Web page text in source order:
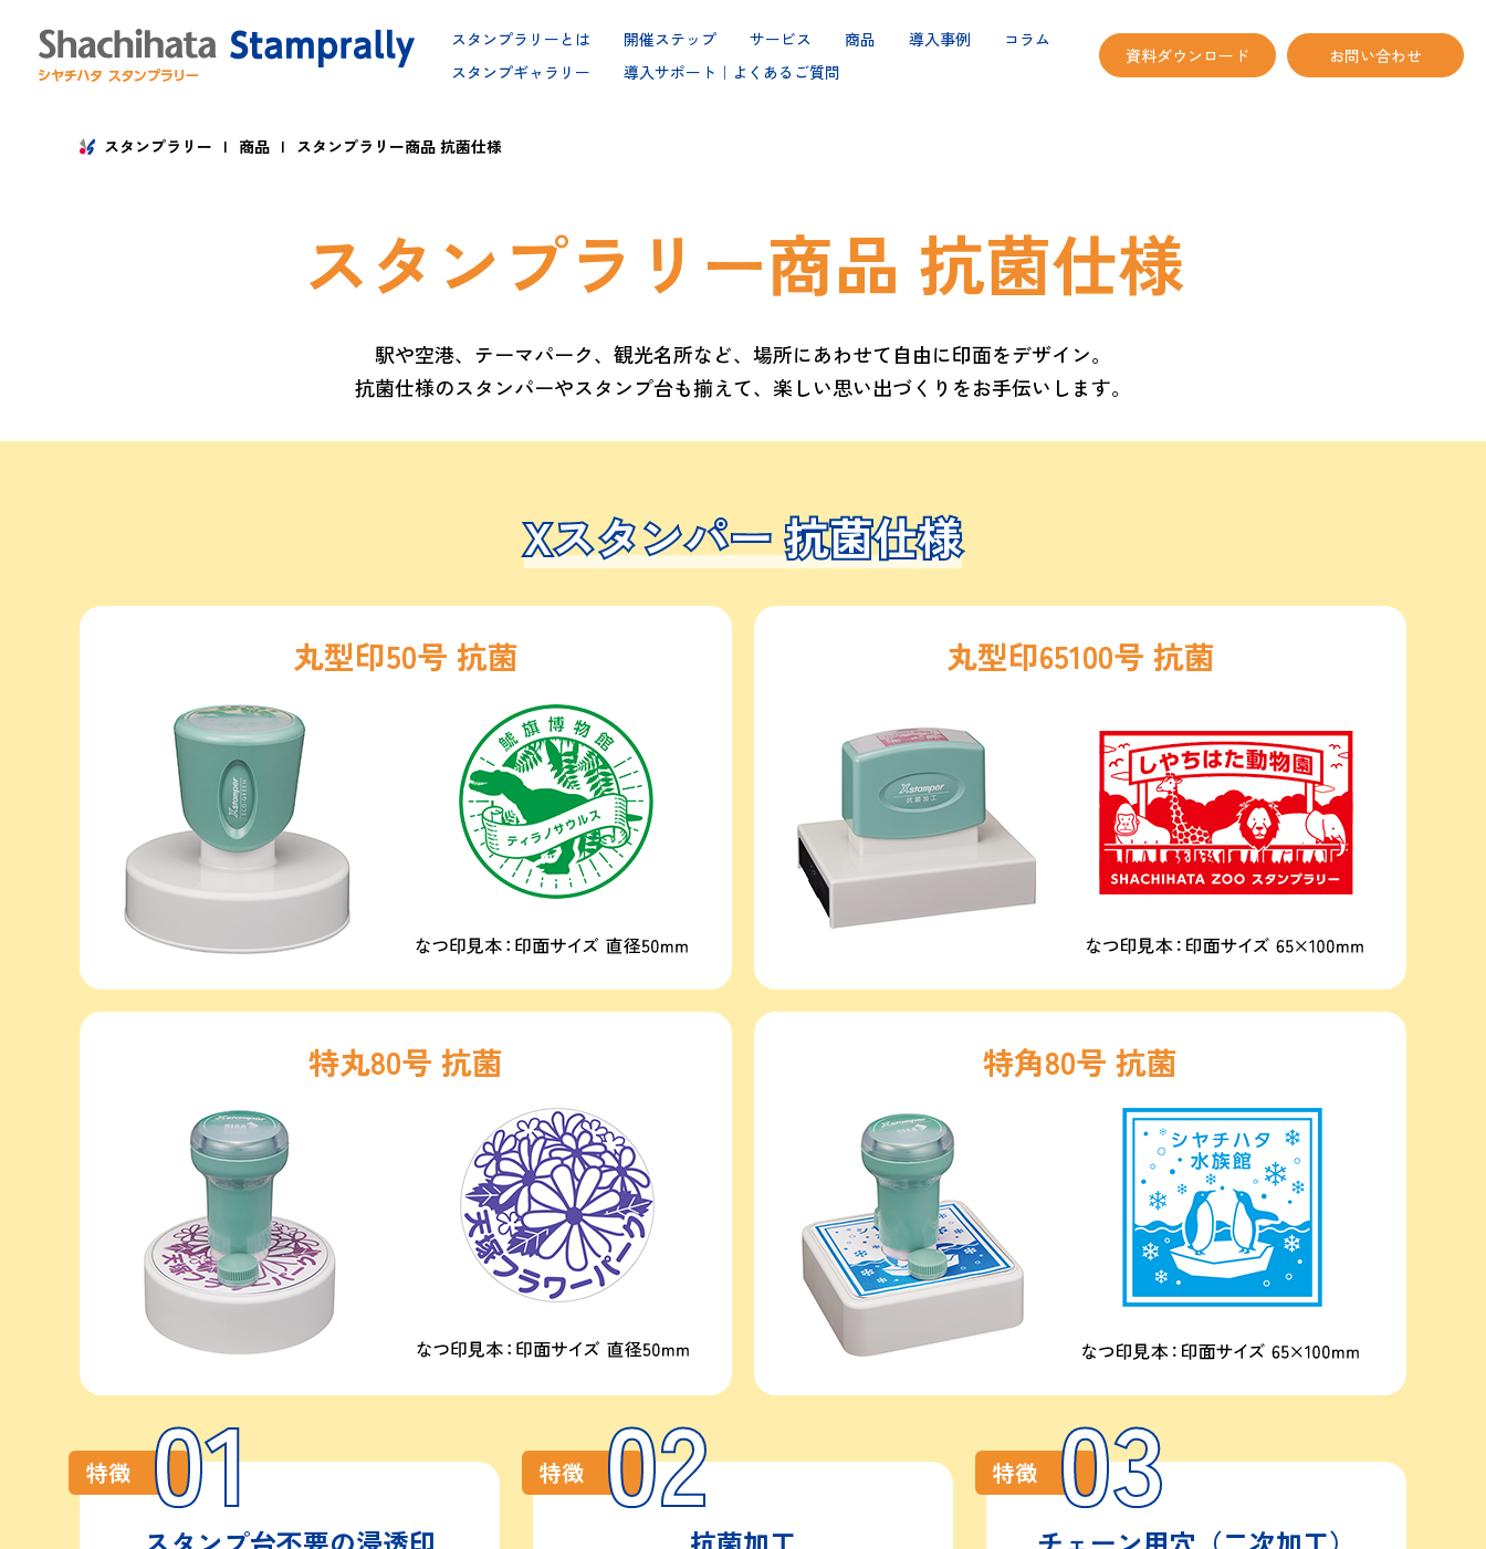
スタンプラリーとは 開催ステップ サービス 商品 導入事例
コラム
スタンプギャラリー
導入サポート｜よくあるご質問
資料ダウンロード お問い合わせ
スタンプラリー 商品 スタンプラリー商品 抗菌仕様
スタンプラリー商品 抗菌仕様
駅や空港、テーマパーク、観光名所など、 場所にあわせて自由に印面をデザイン。
抗菌仕様のスタンパーやスタンプ台も揃えて、 楽しい思い出づくりをお手伝いします。
Xスタンパー 抗菌仕様
Xスタンパー 抗菌仕様
丸型印50号 抗菌 丸型印65100号 抗菌
特丸80号 抗菌 特角80号 抗菌
特徴 01 特徴 02 特徴 03